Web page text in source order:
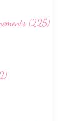
(225)